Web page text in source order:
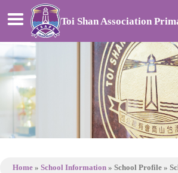
Toi Shan Association
Home » School Information » School Profile »